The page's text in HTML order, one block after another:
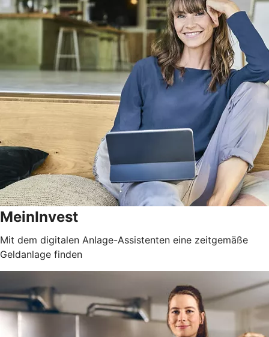
MeinInvest
Mit dem digitalen Anlage-Assistenten eine zeitgemäße
Geldanlage finden